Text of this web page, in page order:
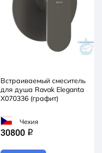
Встраиваемый смеситель
для душа Ravak Eleganta
X070336 (графит)
Чехия
30800 q